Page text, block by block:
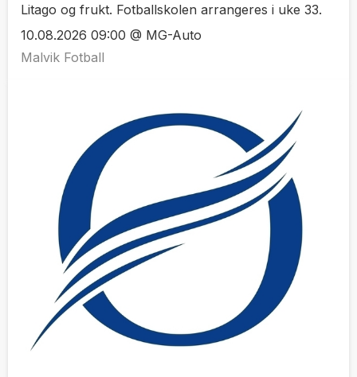
Litago og frukt. Fotballskolen arrangeres i uke 33.
10.08.2026 09:00 @ MG-Auto
Malvik Fotball